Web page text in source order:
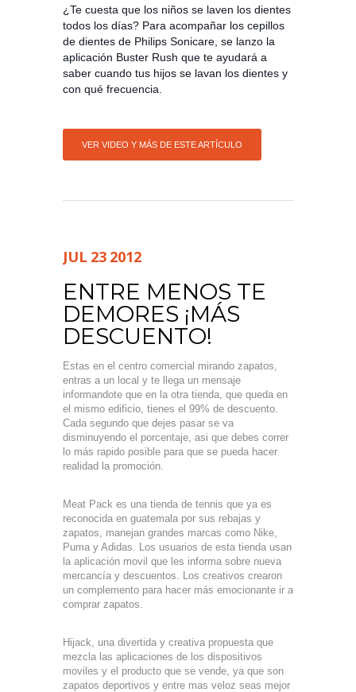
¿Te cuesta que los niños se laven los dientes
todos los días? Para acompañar los cepillos
de dientes de Philips Sonicare, se lanzo la
aplicación Buster Rush que te ayudará a
saber cuando tus hijos se lavan los dientes y
con qué frecuencia.
VER VIDEO Y MÁS DE ESTE ARTÍCULO
JUL 23 2012
ENTRE MENOS TE
DEMORES ¡MÁS
DESCUENTO!
Estas en el centro comercial mirando zapatos,
entras a un local y te llega un mensaje
informandote que en la otra tienda, que queda en
el mismo edificio, tienes el 99% de descuento.
Cada segundo que dejes pasar se va
disminuyendo el porcentaje, asi que debes correr
lo más rapido posible para que se pueda hacer
realidad la promoción.
Meat Pack es una tienda de tennis que ya es
reconocida en guatemala por sus rebajas y
zapatos, manejan grandes marcas como Nike,
Puma y Adidas. Los usuarios de esta tienda usan
la aplicación movil que les informa sobre nueva
mercancía y descuentos. Los creativos crearon
un complemento para hacer más emocionante ir a
comprar zapatos.
Hijack, una divertida y creativa propuesta que
mezcla las aplicaciones de los dispositivos
moviles y el producto que se vende, ya que son
zapatos deportivos y entre mas veloz seas mejor